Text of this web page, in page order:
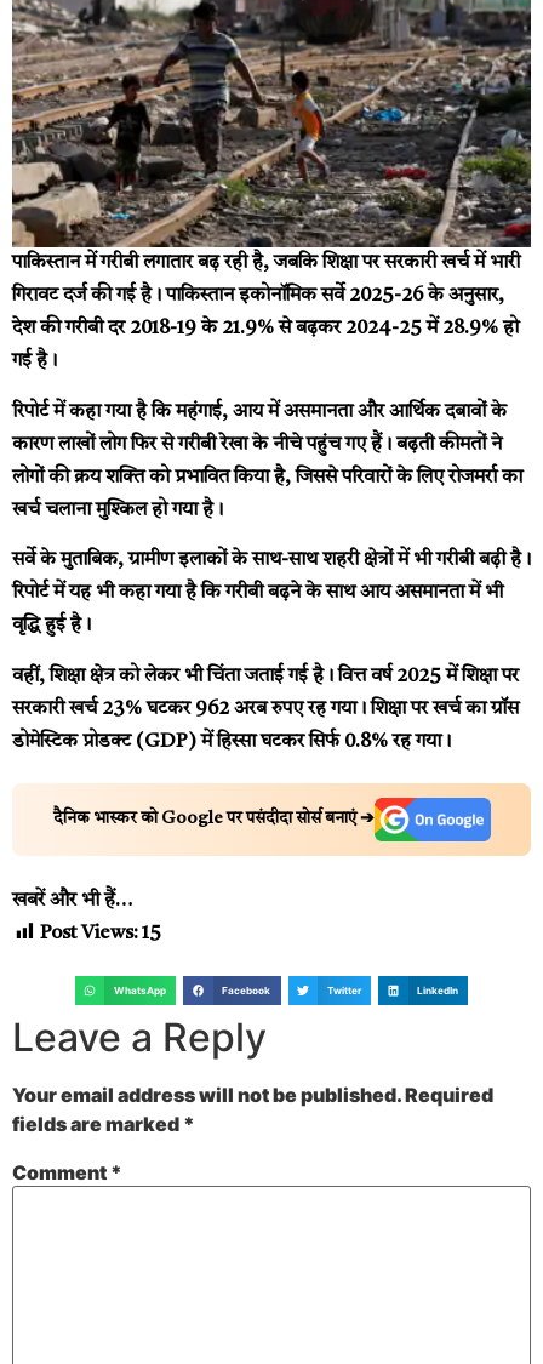
पाकिस्तान में गरीबी लगातार बढ़ रही है, जबकि शिक्षा पर सरकारी खर्च में भारी
गिरावट दर्ज की गई है। पाकिस्तान इकोनॉमिक सर्वे 2025-26 के अनुसार,
देश की गरीबी दर 2018-19 के 21.9% से बढ़कर 2024-25 में 28.9% हो
गई है।
रिपोर्ट में कहा गया है कि महंगाई, आय में असमानता और आर्थिक दबावों के
कारण लाखों लोग फिर से गरीबी रेखा के नीचे पहुंच गए हैं। बढ़ती कीमतों ने
लोगों की क्रय शक्ति को प्रभावित किया है, जिससे परिवारों के लिए रोजमर्रा का
खर्च चलाना मुश्किल हो गया है।
सर्वे के मुताबिक, ग्रामीण इलाकों के साथ-साथ शहरी क्षेत्रों में भी गरीबी बढ़ी है।
रिपोर्ट में यह भी कहा गया है कि गरीबी बढ़ने के साथ आय असमानता में भी
वृद्धि हुई है।
वहीं, शिक्षा क्षेत्र को लेकर भी चिंता जताई गई है। वित्त वर्ष 2025 में शिक्षा पर
सरकारी खर्च 23% घटकर 962 अरब रुपए रह गया। शिक्षा पर खर्च का ग्रॉस
डोमेस्टिक प्रोडक्ट (GDP) में हिस्सा घटकर सिर्फ 0.8% रह गया।
दैनिक भास्कर को Google पर पसंदीदा सोर्स बनाएं ➔
खबरें और भी हैं…
Post Views:15
WhatsApp Facebook Twitter LinkedIn
Leave a Reply
Your email address will not be published.Required
fields are marked *
Comment *